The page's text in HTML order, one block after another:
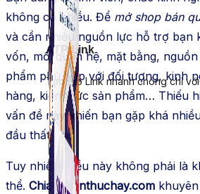
ATP Link
Tạo Bio Link nhanh chóng chỉ
không có nhiều. Để mở shop bán
và cần nhiều nguồn lực hỗ trợ bạn
vốn, mối quan hệ, mặt bằng,
phẩm phù hợp với đối tượng, kinh
hàng, kiến thức sản phẩm… Thiếu
vấn đề này khiến bạn gặp khá
đầu thất bại.
Tuy nhiên, điều này không phải là
thể. Chiasekienthuchay.com